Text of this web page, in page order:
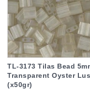
TL-3173 Tilas Bead
Transparent Oyster
(x50gr)